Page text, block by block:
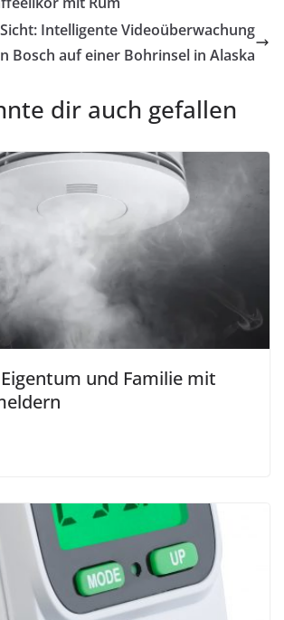
Intelligente Videoüberwachung
Bosch auf einer Bohrinsel in Alaska
dir auch gefallen
und Familie mit